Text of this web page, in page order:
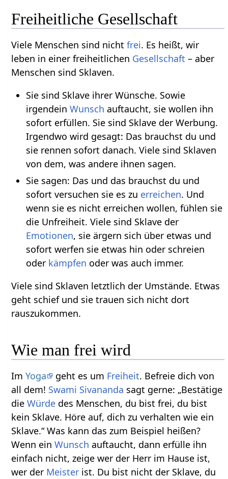
Freiheitliche Gesellschaft
Viele Menschen sind nichtfrei. Es heißt, wir
leben in einer freiheitlichen Gesellschaft – aber
Menschen sind Sklaven.
Sie sind Sklave ihrer Wünsche. Sowie
irgendein Wunsch auftaucht, sie wollen ihn
sofort erfüllen. Sie sind Sklave der Werbung.
Irgendwo wird gesagt: Das brauchst du und
sie rennen sofort danach. Viele sind Sklaven
von dem, was andere ihnen sagen.
Sie sagen: Das und das brauchst du und
sofort versuchen sie es zu erreichen. Und
wenn sie es nicht erreichen wollen, fühlen sie
die Unfreiheit. Viele sind Sklave der
Emotionen, sie ärgern sich über etwas und
sofort werfen sie etwas hin oder schreien
oder kämpfen oder was auch immer.
Viele sind Sklaven letztlich der Umstände. Etwas
geht schief und sie trauen sich nicht dort
rauszukommen.
Wie man frei wird
ImYoga geht es um Freiheit. Befreie dich von
all dem! Swami Sivananda sagt gerne: „Bestätige
dieWürde des Menschen, du bist frei, du bist
kein Sklave. Höre auf, dich zu verhalten wie ein
Sklave.“ Was kann das zum Beispiel heißen?
Wenn einWunsch auftaucht, dann erfülle ihn
einfach nicht, zeige wer der Herr im Hause ist,
wer der Meister ist. Du bist nicht der Sklave, du